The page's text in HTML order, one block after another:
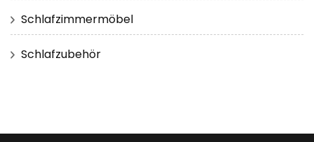
Schlafzimmermöbel
Schlafzubehör